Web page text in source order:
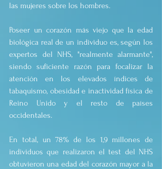
las mujeres sobre los hombres.
Poseer un corazón más viejo que la edad
biológica real de un individuo es, según los
expertos del NHS, "realmente alarmante",
siendo suficiente razón para focalizar la
atención en los elevados índices de
tabaquismo, obesidad e inactividad física de
Reino Unido y el resto de países
occidentales.
En total, un 78% de los 1,9 millones de
individuos que realizaron el test del NHS
obtuvieron una edad del corazón mayor a la